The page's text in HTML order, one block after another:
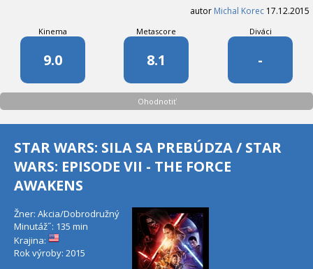
autor Michal Korec 17.12.2015
Kinema
9.0
Metascore
8.1
Diváci
-
Ohodnotiť
STAR WARS: SILA SA PREBÚDZA / STAR
WARS: EPISODE VII - THE FORCE
AWAKENS
Žner: Akcia/Dobrodružný
Minutáž˝: 135 min
Krajina:
Rok výroby: 2015